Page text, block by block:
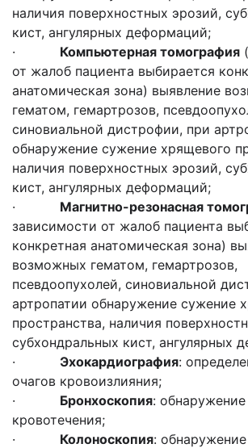
наличия поверхностных эрозий,
кист, ангулярных деформаций;
· Компьютерная томография
от жалоб пациента выбирается
анатомическая зона) выявление
гематом, гемартрозов,
синовиальной дистрофии, при
обнаружение сужение хрящевого
наличия поверхностных эрозий,
кист, ангулярных деформаций;
· Магнитно-резонасная
зависимости от жалоб пациента
конкретная анатомическая зона)
возможных гематом, гемартрозов,
псевдоопухолей, синовиальной
артропатии обнаружение сужение
пространства, наличия
субхондральных кист, ангулярных
· Эхокардиография:
очагов кровоизлияния;
· Бронхоскопия:
кровотечения;
· Колоноскопия: